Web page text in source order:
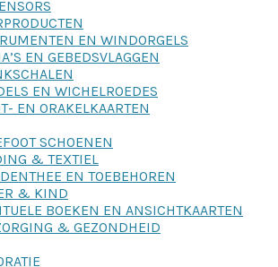
EN WINDORGELS
EN GEBEDSVLAGGEN
EN WICHELROEDES
EN ORAKELKAARTEN
SCHOENEN
& TEXTIEL
EN TOEBEHOREN
& KIND
BOEKEN EN ANSICHTKAARTEN
& GEZONDHEID